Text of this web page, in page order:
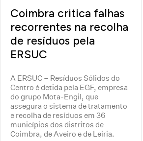
Coimbra critica falhas
recorrentes na recolha
de resíduos pela
ERSUC
A ERSUC – Resíduos Sólidos do
Centro é detida pela EGF, empresa
do grupo Mota-Engil, que
assegura o sistema de tratamento
e recolha de resíduos em 36
municípios dos distritos de
Coimbra, de Aveiro e de Leiria.